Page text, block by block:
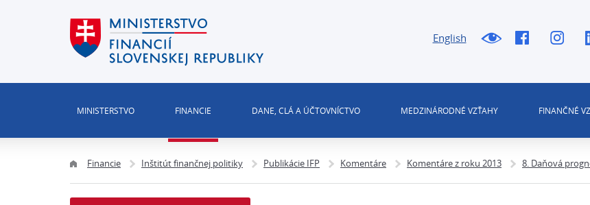
English
MINISTERSTVO FINANCIE DANE, CLÁ A ÚČTOVNÍCTVO MEDZINÁRODNÉ VZŤAHY FINANČNÉ
Financie Inštitút finančnej politiky Publikácie IFP Komentáre Komentáre z roku 2013 8. Daňová